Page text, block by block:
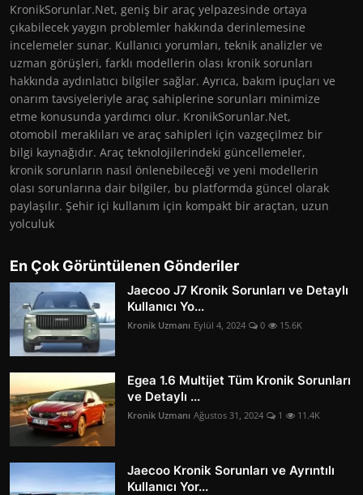
KronikSorunlar.Net, geniş bir araç yelpazesinde ortaya
çıkabilecek yaygın problemler hakkında derinlemesine
incelemeler sunar. Kullanıcı yorumları, teknik analizler ve
uzman görüşleri, farklı modellerin olası kronik sorunları
hakkında aydınlatıcı bilgiler sağlar. Ayrıca, bakım ipuçları ve
onarım tavsiyeleriyle araç sahiplerine sorunları minimize
etme konusunda yardımcı olur. KronikSorunlar.Net,
otomobil meraklıları ve araç sahipleri için vazgeçilmez bir
bilgi kaynağıdır. Araç teknolojilerindeki güncellemeler,
kronik sorunların nasıl önlenebileceği ve yeni modellerin
olası sorunlarına dair bilgiler, bu platformda güncel olarak
paylaşılır. Şehir içi kullanım için kompakt bir araçtan, uzun
yolculuk
En Çok Görüntülenen Gönderiler
Jaecoo J7 Kronik Sorunları ve Detaylı
Kullanıcı Yo...
Kronik Uzmanı Eylül 4, 2024 0 15.6K
Egea 1.6 Multijet Tüm Kronik Sorunları
ve Detaylı ...
Kronik Uzmanı Ağustos 31, 2024 1 11.4K
Jaecoo Kronik Sorunları ve Ayrıntılı
Kullanıcı Yor...